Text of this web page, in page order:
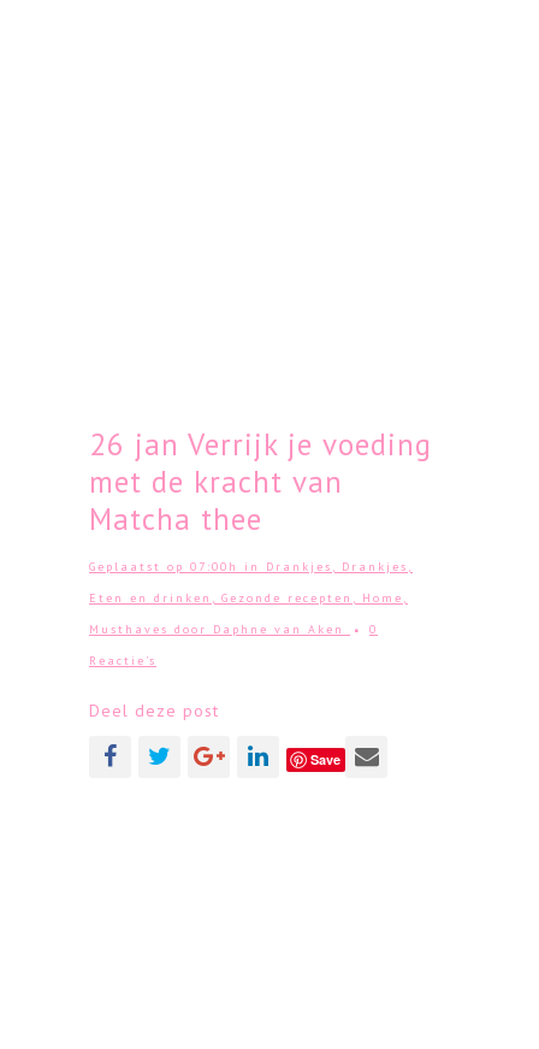
26 jan Verrijk je voeding
met de kracht van
Matcha thee
Geplaatst op 07:00h in Drankjes , Drankjes ,
Eten en drinken , Gezonde recepten , Home ,
Musthaves door Daphne van Aken
0
Reactie's
Deel deze post
Save